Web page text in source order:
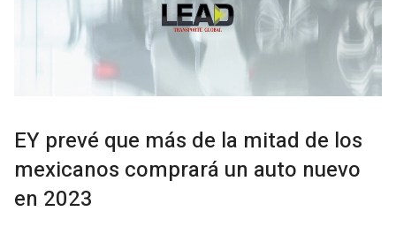
EY prevé que más de la mitad de los
mexicanos comprará un auto nuevo
en 2023